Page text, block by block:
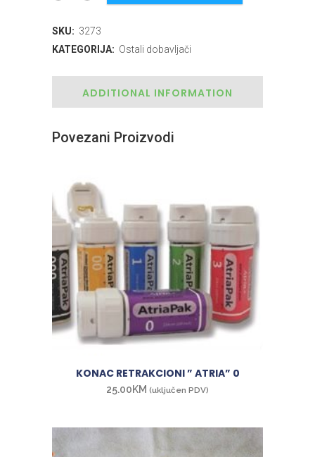
SKU: 3273
KATEGORIJA: Ostali dobavljači
ADDITIONAL INFORMATION
Povezani Proizvodi
KONAC RETRAKCIONI ” ATRIA” 0
25.00KM (uključen PDV)